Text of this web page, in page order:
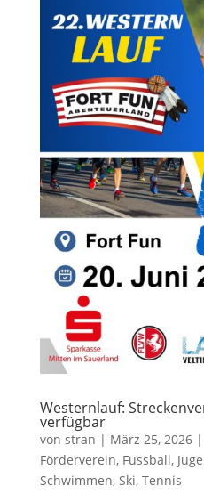
Westernlauf:
verfügbar
von stran | März 25, 2026|
Förderverein, Fussball,
Schwimmen, Ski, Tennis